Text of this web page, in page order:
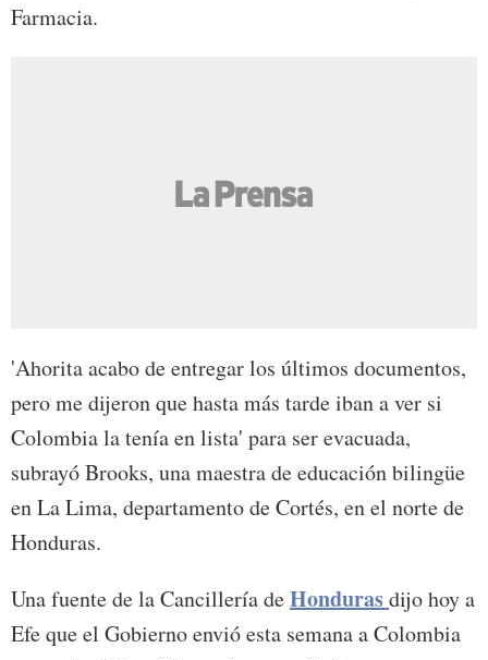
Farmacia.
'Ahorita acabo de entregar los últimos documentos,
pero me dijeron que hasta más tarde iban a ver si
Colombia la tenía en lista' para ser evacuada,
subrayó Brooks, una maestra de educación bilingüe
en La Lima, departamento de Cortés, en el norte de
Honduras.
Una fuente de la Cancillería deHondurasdijo hoy a
Efe que el Gobierno envió esta semana a Colombia